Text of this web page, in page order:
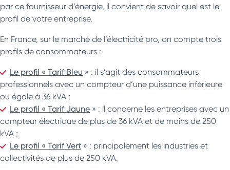
par ce fournisseur d’énergie, il convient de savoir quel est le
profil de votre entreprise.
En France, sur le marché de l’électricité pro, on compte trois
profils de consommateurs :
Le profil « Tarif Bleu » : il s’agit des consommateurs
professionnels avec un compteur d’une puissance inférieure
ou égale à 36 kVA ;
Le profil « Tarif Jaune » : il concerne les entreprises avec un
compteur électrique de plus de 36 kVA et de moins de 250
kVA ;
Le profil « Tarif Vert » : principalement les industries et
collectivités de plus de 250 kVA.